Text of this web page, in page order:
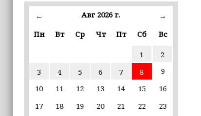
марта
В пяти школах столицы обновляют
инфраструктуру по госпрограмме
Силы ПВО сбили 75 БПЛА над
← Авг 2026 г.
→
Пн
Вт Ср Чт Пт Сб Вс
1
2
3
4 5 6 7 8
9
10
11 12 13 14 15
16
17
18 19 20 21 22
23